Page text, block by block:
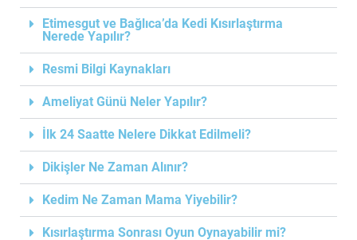
Etimesgut ve Bağlıca’da Kedi Kısırlaştırma
Nerede Yapılır?
Resmi Bilgi Kaynakları
Ameliyat Günü Neler Yapılır?
İlk 24 Saatte Nelere Dikkat Edilmeli?
Dikişler Ne Zaman Alınır?
Kedim Ne Zaman Mama Yiyebilir?
Kısırlaştırma Sonrası Oyun Oynayabilir mi?